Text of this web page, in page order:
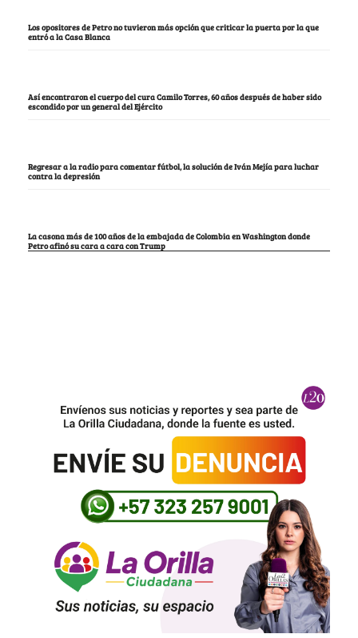
Los opositores de Petro no tuvieron más opción que criticar la puerta por la que
entró a la Casa Blanca
Así encontraron el cuerpo del cura Camilo Torres, 60 años después de haber sido
escondido por un general del Ejército
Regresar a la radio para comentar fútbol, la solución de Iván Mejía para luchar
contra la depresión
La casona más de 100 años de la embajada de Colombia en Washington donde
Petro afinó su cara a cara con Trump